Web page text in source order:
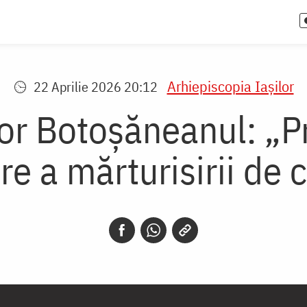
22 Aprilie 2026 20:12 Arhiepiscopia Iaşilor
Botoșăneanul:
a mărturisirii de